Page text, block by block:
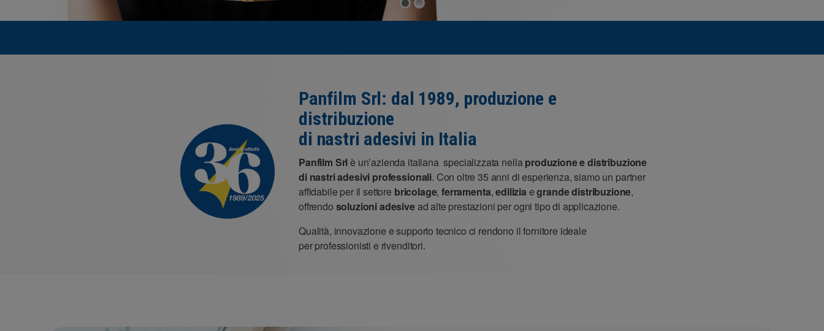
Panfilm Srl: dal 1989, produzione e
distribuzione
di nastri adesivi in Italia
Panfilm Srlè un’azienda italiana specializzata nellaproduzione e distribuzione
di nastri adesivi professionali. Con oltre 35 anni di esperienza, siamo un partner
affidabile per il settore bricolage,ferramenta,edilizia egrande distribuzione,
offrendo soluzioni adesivead alte prestazioni per ogni tipo di applicazione.
Qualità, innovazione e supporto tecnico ci rendono il fornitore ideale
per professionisti e rivenditori.